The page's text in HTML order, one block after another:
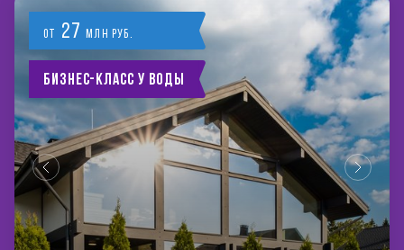
от 27млн руб.
Бизнес-класс у воды